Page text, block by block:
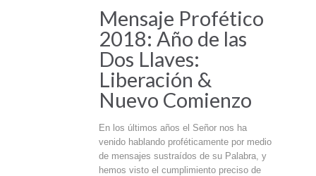
Mensaje Profético
2018: Año de las
Dos Llaves:
Liberación &
Nuevo Comienzo
En los últimos años el Señor nos ha
venido hablando proféticamente por medio
de mensajes sustraídos de su Palabra, y
hemos visto el cumplimiento preciso de